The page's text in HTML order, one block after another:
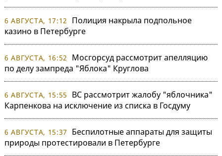
6 АВГУСТА, 17:12
Полиция накрыла подпольное
казино в Петербурге
6 АВГУСТА, 16:52
Мосгорсуд рассмотрит апелляцию
по делу зампреда "Яблока" Круглова
6 АВГУСТА, 15:55
ВС рассмотрит жалобу "яблочника"
Карпенкова на исключение из списка в Госдуму
6 АВГУСТА, 15:37
Беспилотные аппараты для защиты
природы протестировали в Петербурге